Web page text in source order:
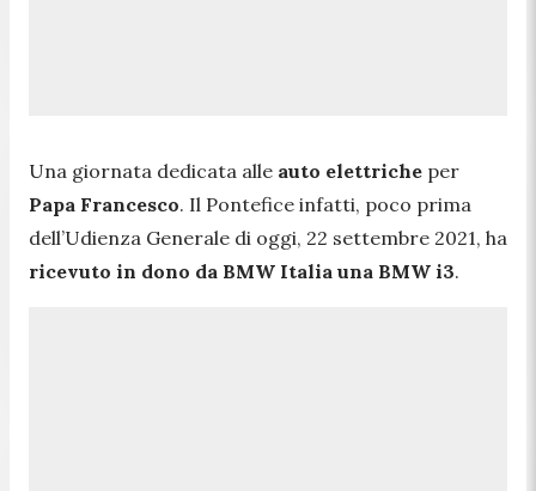
Una giornata dedicata alle auto elettriche per
Papa Francesco. Il Pontefice infatti, poco prima
dell’Udienza Generale di oggi, 22 settembre 2021, ha
ricevuto in dono da BMW Italia una BMW i3.